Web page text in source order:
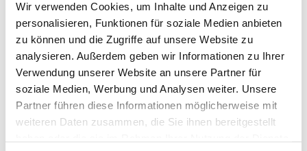
Wir verwenden Cookies, um Inhalte und Anzeigen zu
personalisieren, Funktionen für soziale Medien anbieten
zu können und die Zugriffe auf unsere Website zu
analysieren. Außerdem geben wir Informationen zu Ihrer
Verwendung unserer Website an unsere Partner für
soziale Medien, Werbung und Analysen weiter. Unsere
Partner führen diese Informationen möglicherweise mit
weiteren Daten zusammen, die Sie ihnen bereitgestellt
aufgeteilt ist. Mit 290 ha ist er der größte Park
Chinas, den der Kaiser 1153 unter dem Namen
„Garten des goldenen Wassers“ anlegen ließ.
Prachtvolle Hallen, beeindruckende Tempel, Gärten
der Harmonie, kunstvolle Brücken und das
phantastische Marmorschiff sind nur einige Zeugen
dieser kaiserlichen Wunderwelt.
12. Tag Peking
Fahrt zur Großen Mauer mit Spaziergang zur Allee der
Tiere. „Wer nicht auf die große Mauer gestiegen ist,
ist kein wahrer Held“; diese Volksweisheit zeugt von
dem großen Respekt, den die Chinesen diesem